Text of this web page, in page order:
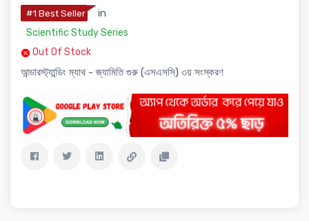
#1 Best Seller in
Scientific Study Series
Out Of Stock
আন্ডারস্ট্যান্ডিং ম্যাথ - জ্যামিতি গুরু (এসএসসি) ৩য় সংস্করণ